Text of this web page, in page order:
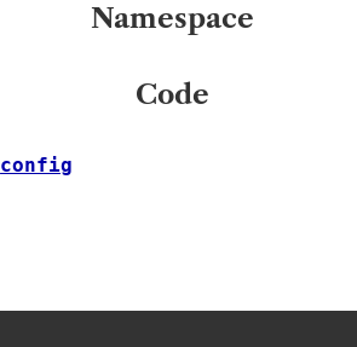
Namespace
Code
config